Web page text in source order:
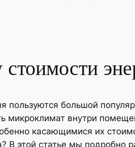
пользуются большой
микроклимат внутри
касающимися их
В этой статье мы